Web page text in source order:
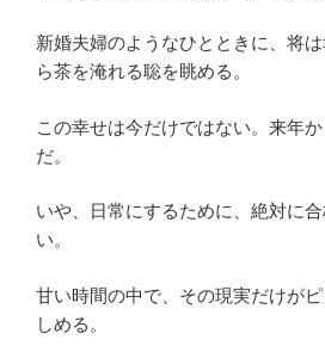
新婚夫婦のようなひとときに、将
ら茶を淹れる聡を眺める。
この幸せは今だけではない。来年
だ。
いや、日常にするために、絶対に
い。
甘い時間の中で、その現実だけが
しめる。